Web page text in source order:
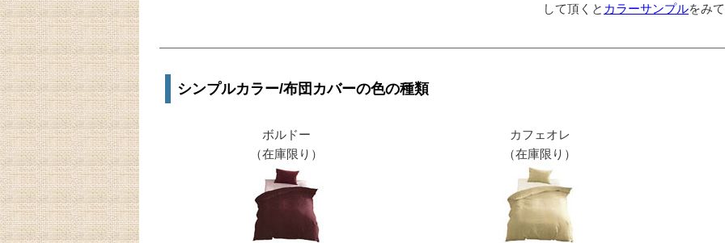
して頂くと カラーサンプルをみ
シンプルカラー/布団カバーの色の種類
ボルドー
（在庫限り）
カフェオレ
（在庫限り）